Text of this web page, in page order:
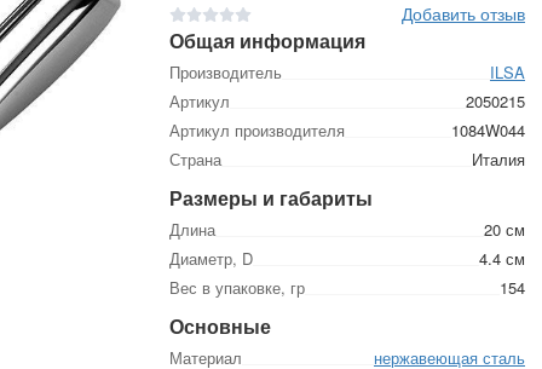
Добавить отзыв
Общая информация
Производитель
ILSA
Артикул
2050215
Артикул производителя
1084W044
Страна
Италия
Размеры и габариты
Длина
20 см
Диаметр, D
4.4 см
Вес в упаковке, гр
154
Основные
Материал нержавеющая сталь